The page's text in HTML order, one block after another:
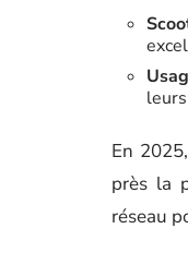
En
près la
réseau